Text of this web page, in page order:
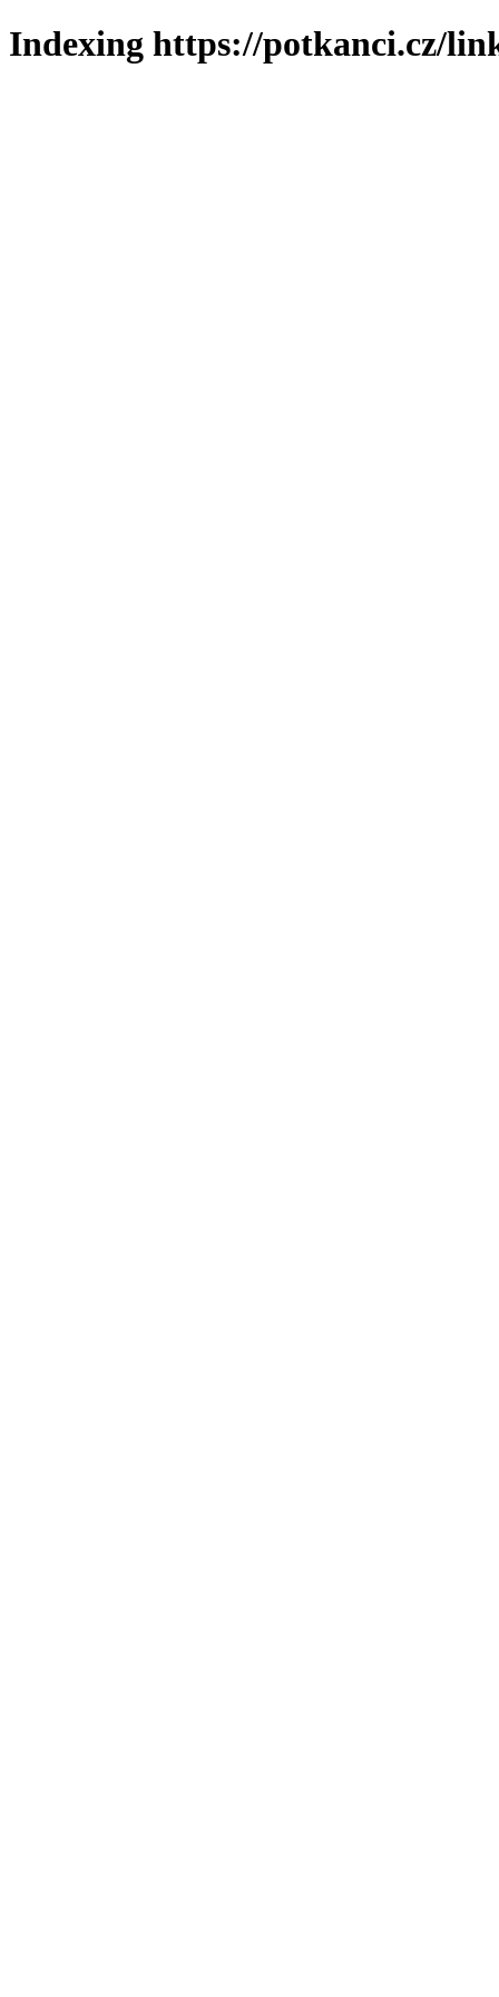
Indexing https://potkanci.cz/